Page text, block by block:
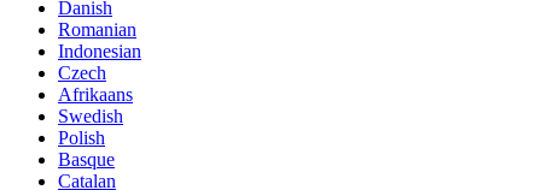
Danish
Romanian
Indonesian
Czech
Afrikaans
Swedish
Polish
Basque
Catalan